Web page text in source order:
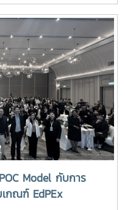
ห้สามารถนำหลักการบริหาร
การบริหารงาน และการ
กรรมเชิงปฏิบัติการ พร้อม
นวปฏิบัติที่ดีร่วมกัน ทั้งนี้ ได้
อง ผู้อำนวยการศูนย์บริหาร
เป็นวิทยากรผู้ทรงคุณวุฒิ
ทอดองค์ความรู้และแลก
การ กิจกรรมภายใน
นการบริหารความเสี่ยงที่
กณฑ์ EdPEx - การค้นหา
นการบริหารความเสี่ยง
วัดความเสี่ยง (KRI) - วิธี
ลัพธ์ - Al for Risk
Model กับการ
เกณฑ์ EdPEx